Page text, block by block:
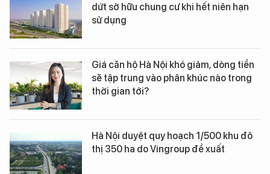
dứt sở hữu chung cư khi hết niên hạn
sử dụng
Giá căn hộ Hà Nội khó giảm, dòng tiền
sẽ tập trung vào phân khúc nào trong
thời gian tới?
Hà Nội duyệt quy hoạch 1/500 khu đô
thị 350 ha do Vingroup đề xuất